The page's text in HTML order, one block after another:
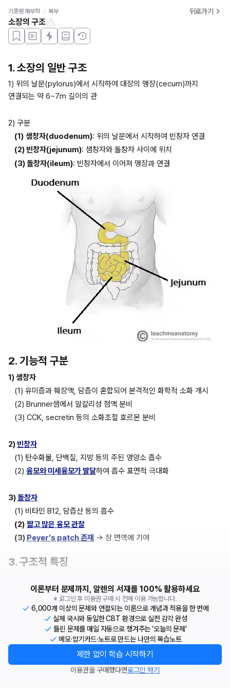
기종평 해부학 복부 뒤로가기
소장의 구조
1. 소장의 일반 구조
1) 위의 날문(pylorus)에서 시작하여 대장의 맹장(cecum)까지
연결되는 약 6~7m 길이의 관
2) 구분
(1) 샘창자(duodenum): 위의 날문에서 시작하여 빈창자 연결
(2) 빈창자(jejunum): 샘창자와 돌창자 사이에 위치
(3) 돌창자(ileum): 빈창자에서 이어져 맹장과 연결
2. 기능적 구분
1) 샘창자
(1) 유미즙과 췌장액, 담즙이 혼합되어 본격적인 화학적 소화 개시
(2) Brunner샘에서 알칼리성 점액 분비
(3) CCK, secretin 등의 소화조절 호르몬 분비
2) 빈창자
(1) 탄수화물, 단백질, 지방 등의 주된 영양소 흡수
(2) 융모와 미세융모가 발달하여 흡수 표면적 극대화
3) 돌창자
(1) 비타민 B12, 담즙산 등의 흡수
(2) 짧고 많은 융모 관찰
(3) Peyer's patch 존재 → 장 면역에 기여
3. 구조적 특징
이론부터 문제까지, 알렌의 서재를 100% 활용하세요
※ 로그인 후 이용권 구매 시 전체 이용 가능합니다.
6,000개 이상의 문제와 연결되는 이론으로 개념과 적용을 한 번에
실제 국시와 동일한 CBT 환경으로 실전 감각 완성
틀린 문제를 매일 자동으로 챙겨주는 ‘오늘의 문제’
메모·암기카드·노트로 만드는 나만의 복습노트
제한 없이 학습 시작하기
이용권을 구매했다면로그인 하기